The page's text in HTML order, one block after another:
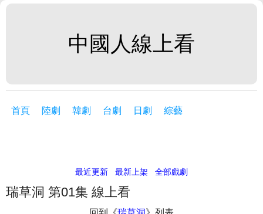
中國人線上看
首頁 陸劇 韓劇 台劇 日劇 綜藝
最近更新 最新上架 全部戲劇
瑞草洞 第01集 線上看